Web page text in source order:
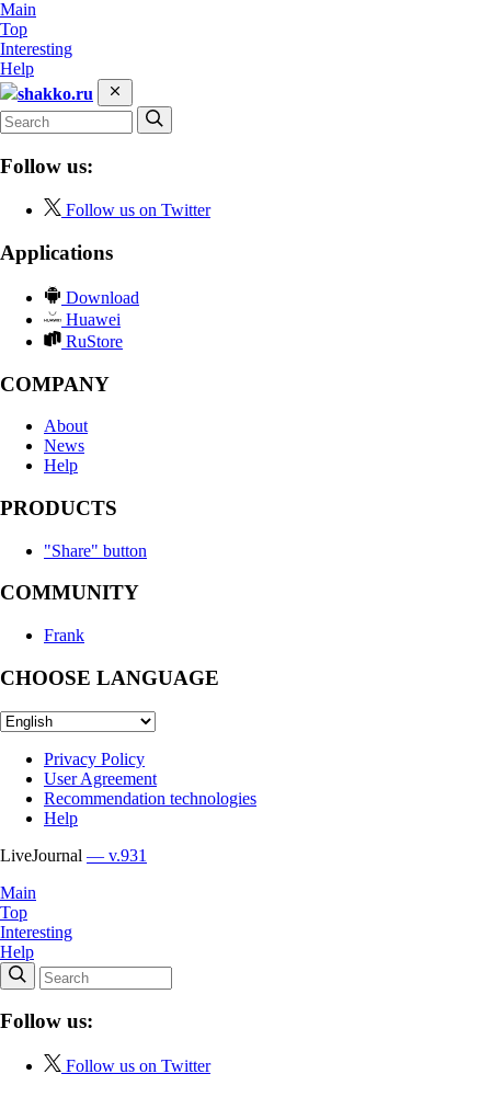
Main
Top
Interesting
Help
shakko.ru
Follow us:
Follow us on Twitter
Applications
Download
Huawei
RuStore
COMPANY
About
News
Help
PRODUCTS
"Share" button
COMMUNITY
Frank
CHOOSE LANGUAGE
Privacy Policy
User Agreement
Recommendation technologies
Help
LiveJournal — v.931
Main
Top
Interesting
Help
Follow us:
Follow us on Twitter